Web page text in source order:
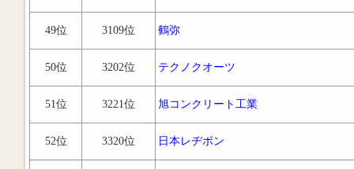
49位 3109位 鶴弥
50位 3202位 テクノクオーツ
51位 3221位 旭コンクリート工業
52位 3320位 日本レヂボン